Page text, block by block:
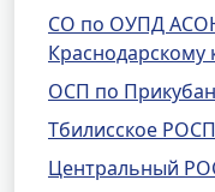
СО по ОУПД
Краснодарскому
ОСП по
Тбилисское РОСП
Центральный